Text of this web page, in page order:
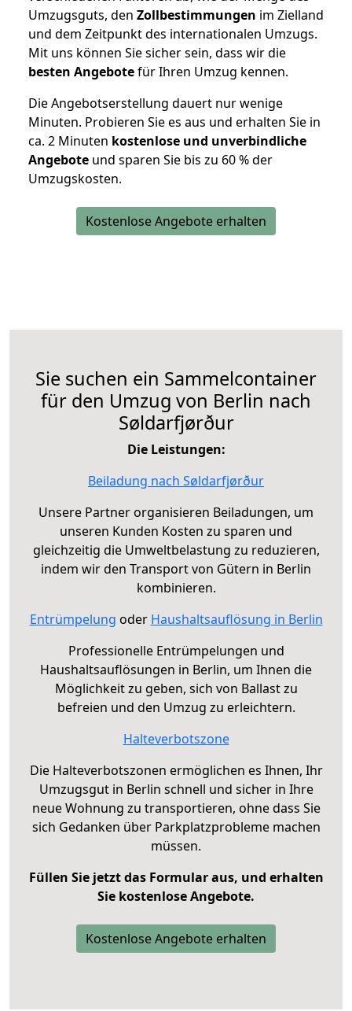
Umzugsguts, den Zollbestimmungen im Zielland
und dem Zeitpunkt des internationalen Umzugs.
Mit uns können Sie sicher sein, dass wir die
besten Angebotefür Ihren Umzug kennen.
Die Angebotserstellung dauert nur wenige
Minuten. Probieren Sie es aus und erhalten Sie in
ca. 2 Minuten kostenlose und unverbindliche
Angebote und sparen Sie bis zu 60 % der
Umzugskosten.
Kostenlose Angebote erhalten
Sie suchen ein Sammelcontainer
für den Umzug von Berlin nach
Søldarfjørður
Die Leistungen:
Beiladung nach Søldarfjørður
Unsere Partner organisieren Beiladungen, um
unseren Kunden Kosten zu sparen und
gleichzeitig die Umweltbelastung zu reduzieren,
indem wir den Transport von Gütern in Berlin
kombinieren.
Entrümpelung oder Haushaltsauflösung in Berlin
Professionelle Entrümpelungen und
Haushaltsauflösungen in Berlin, um Ihnen die
Möglichkeit zu geben, sich von Ballast zu
befreien und den Umzug zu erleichtern.
Halteverbotszone
Die Halteverbotszonen ermöglichen es Ihnen, Ihr
Umzugsgut in Berlin schnell und sicher in Ihre
neue Wohnung zu transportieren, ohne dass Sie
sich Gedanken über Parkplatzprobleme machen
müssen.
Füllen Sie jetzt das Formular aus, und erhalten
Sie kostenlose Angebote.
Kostenlose Angebote erhalten